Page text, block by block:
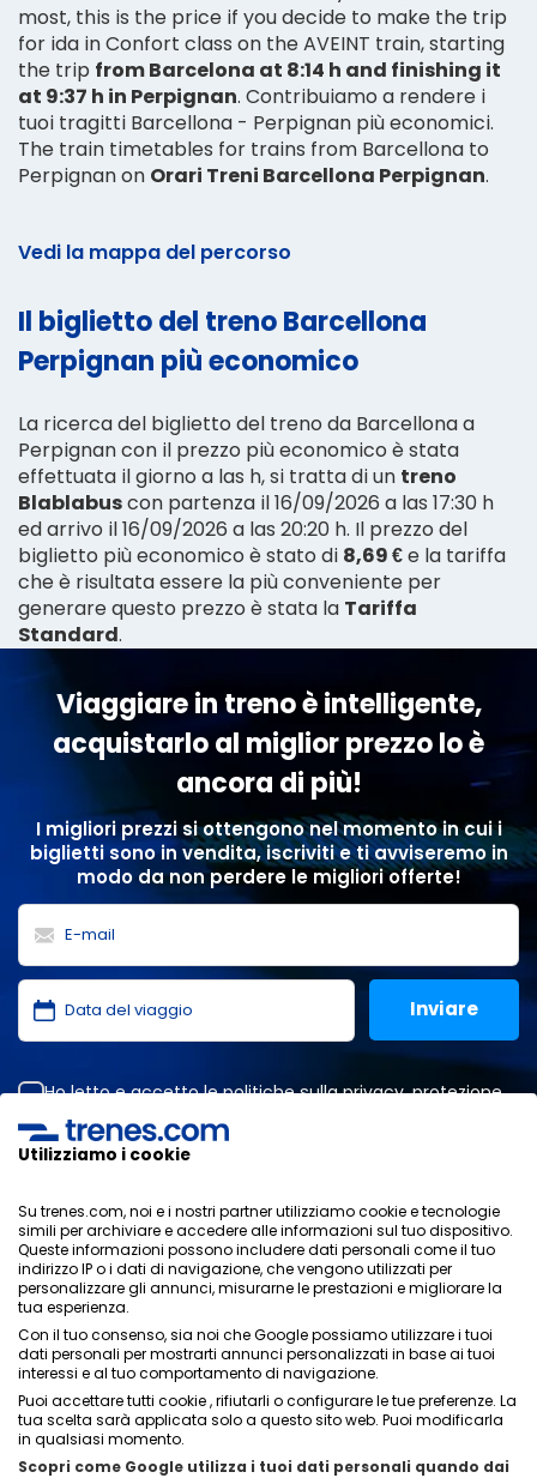
most, this is the price if you decide to make the trip
for ida in Confort class on the AVEINT train, starting
the trip from Barcelona at 8:14 h and finishing it
at 9:37 h in Perpignan. Contribuiamo a rendere i
tuoi tragitti Barcellona - Perpignan più economici.
The train timetables for trains from Barcellona to
Perpignan on Orari Treni Barcellona Perpignan.
Vedi la mappa del percorso
Il biglietto del treno Barcellona
Perpignan più economico
La ricerca del biglietto del treno da Barcellona a
Perpignan con il prezzo più economico è stata
effettuata il giorno a las h, si tratta di un treno
Blablabuscon partenza il 16/09/2026 a las 17:30 h
ed arrivo il 16/09/2026 a las 20:20 h. Il prezzo del
biglietto più economico è stato di 8,69 €e la tariffa
che è risultata essere la più conveniente per
generare questo prezzo è stata la Tariffa
Standard.
Viaggiare in treno è intelligente,
acquistarlo al miglior prezzo lo è
ancora di più!
I migliori prezzi si ottengono nel momento in cui i
biglietti sono in vendita, iscriviti e ti avviseremo in
modo da non perdere le migliori offerte!
Ho letto e accetto lepolitiche sulla privacy,protezione
Informativa sulla privacy
Condizioni generali
Politica sui cookies
Politica di sicurezza
Contatti
Utilizziamo i cookie
Su trenes.com, noi e i nostri partner utilizziamo cookie e tecnologie
simili per archiviare e accedere alle informazioni sul tuo dispositivo.
Queste informazioni possono includere dati personali come il tuo
indirizzo IP o i dati di navigazione, che vengono utilizzati per
personalizzare gli annunci, misurarne le prestazioni e migliorare la
tua esperienza.
Con il tuo consenso, sia noi che Google possiamo utilizzare i tuoi
dati personali per mostrarti annunci personalizzati in base ai tuoi
interessi e al tuo comportamento di navigazione.
Puoi accettare tutti cookie , rifiutarli o configurare le tue preferenze. La
tua scelta sarà applicata solo a questo sito web. Puoi modificarla
in qualsiasi momento.
Scopri come Google utilizza i tuoi dati personali quando dai